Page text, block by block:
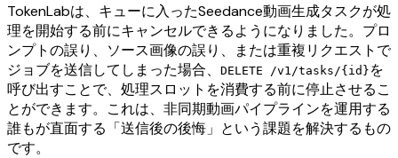
TokenLabは、キューに入ったSeedance動画生成タスクが処
理を開始する前にキャンセルできるようになりました。プロ
ンプトの誤り、ソース画像の誤り、または重複リクエストで
ジョブを送信してしまった場合、
DELETE /v1/tasks/{id} を
呼び出すことで、処理スロットを消費する前に停止させるこ
とができます。これは、非同期動画パイプラインを運用する
誰もが直面する「送信後の後悔」という課題を解決するもの
です。